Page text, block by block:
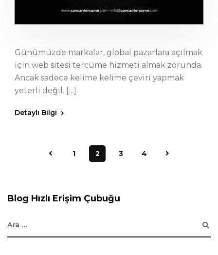
Günümüzde markalar, global pazarlara açılmak
için web sitesi tercüme hizmeti almak zorunda.
Ancak sadece kelime kelime çeviri yapmak
yeterli değil. […]
Detaylı Bilgi
1 2 3 4
Blog Hızlı Erişim Çubuğu